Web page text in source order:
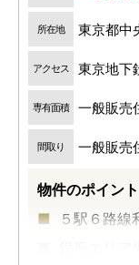
所在地 東京都中
アクセス 東京地下
専有面積 一般販売
間取り 一般販売
物件のポイント
５駅６路線
銀座エリア